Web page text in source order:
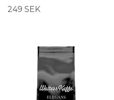
249 SEK